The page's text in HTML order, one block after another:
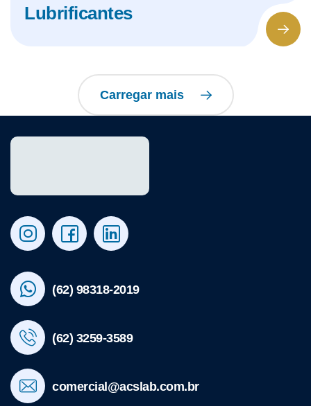
Lubrificantes
Carregar mais
(62) 98318-2019
comercial@acslab.com.br
(62) 3259-3589